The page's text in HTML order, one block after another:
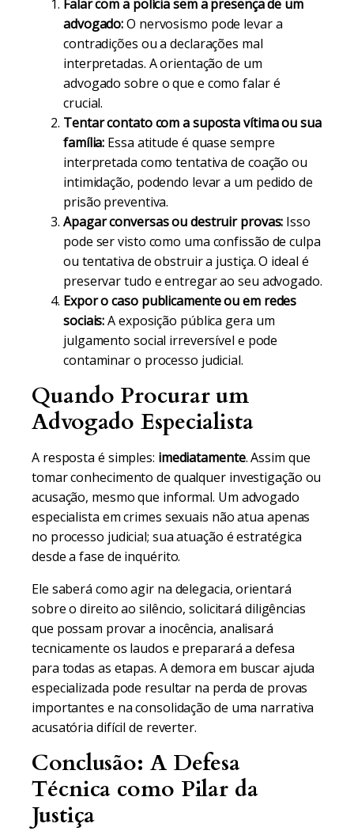
Falar com a polícia sem a presença de um
advogado:O nervosismo pode levar a
contradições ou a declarações mal
interpretadas. A orientação de um
advogado sobre o que e como falar é
crucial.
Tentar contato com a suposta vítima ou sua
família: Essa atitude é quase sempre
interpretada como tentativa de coação ou
intimidação, podendo levar a um pedido de
prisão preventiva.
Apagar conversas ou destruir provas: Isso
pode ser visto como uma confissão de culpa
ou tentativa de obstruir a justiça. O ideal é
preservar tudo e entregar ao seu advogado.
Expor o caso publicamente ou em redes
sociais:A exposição pública gera um
julgamento social irreversível e pode
contaminar o processo judicial.
Quando Procurar um
Advogado Especialista
A resposta é simples: imediatamente. Assim que
tomar conhecimento de qualquer investigação ou
acusação, mesmo que informal. Um advogado
especialista em crimes sexuais não atua apenas
no processo judicial; sua atuação é estratégica
desde a fase de inquérito.
Ele saberá como agir na delegacia, orientará
sobre o direito ao silêncio, solicitará diligências
que possam provar a inocência, analisará
tecnicamente os laudos e preparará a defesa
para todas as etapas. A demora em buscar ajuda
especializada pode resultar na perda de provas
importantes e na consolidação de uma narrativa
acusatória difícil de reverter.
Conclusão: A Defesa
Técnica como Pilar da
Justiça